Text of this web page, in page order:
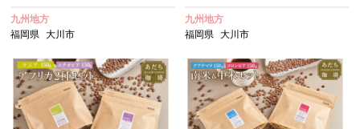
九州地方
福岡県
大川市
九州地方
福岡県 大川市